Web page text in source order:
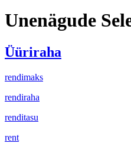
Unenägude
Üüriraha
rendimaks
rendiraha
renditasu
rent